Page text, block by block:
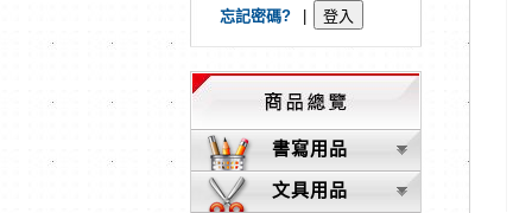
忘記密碼?
書寫用品
文具用品